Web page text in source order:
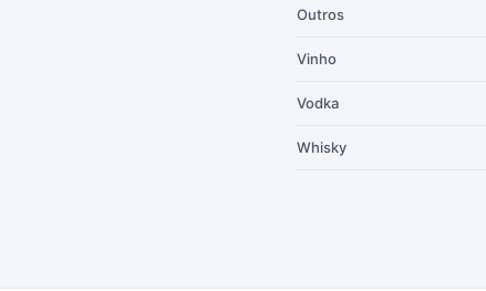
Outros
Vinho
Vodka
Whisky